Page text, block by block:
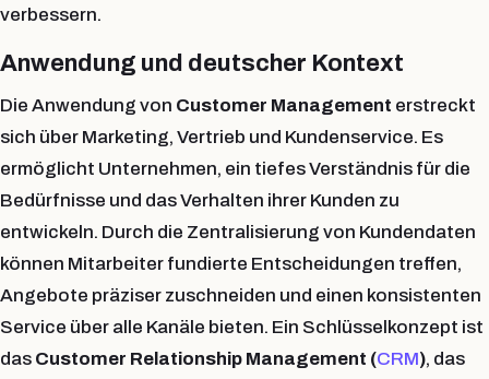
verbessern.
Anwendung und deutscher Kontext
Die Anwendung von Customer Management erstreckt
sich über Marketing, Vertrieb und Kundenservice. Es
ermöglicht Unternehmen, ein tiefes Verständnis für die
Bedürfnisse und das Verhalten ihrer Kunden zu
entwickeln. Durch die Zentralisierung von Kundendaten
können Mitarbeiter fundierte Entscheidungen treffen,
Angebote präziser zuschneiden und einen konsistenten
Service über alle Kanäle bieten. Ein Schlüsselkonzept ist
das Customer Relationship Management (CRM), das